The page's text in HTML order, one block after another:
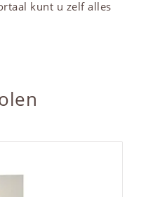
kunt u zelf alles